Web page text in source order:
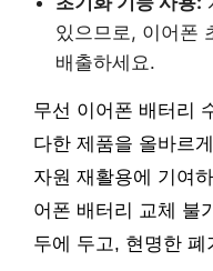
있으므로, 이어폰
배출하세요.
무선 이어폰 배터리
다한 제품을 올바르
자원 재활용에 기여
어폰 배터리 교체 불
두에 두고, 현명한